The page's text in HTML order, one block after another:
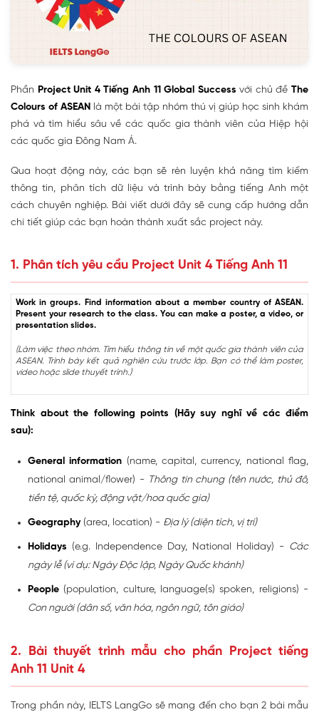
Phần Project Unit 4 Tiếng Anh 11 Global Success với chủ đềThe
Colours of ASEAN là một bài tập nhóm thú vị giúp học sinh khám
phá và tìm hiểu sâu về các quốc gia thành viên của Hiệp hội
các quốc gia Đông Nam Á.
Qua hoạt động này, các bạn sẽ rèn luyện khả năng tìm kiếm
thông tin, phân tích dữ liệu và trình bày bằng tiếng Anh một
cách chuyên nghiệp. Bài viết dưới đây sẽ cung cấp hướng dẫn
chi tiết giúp các bạn hoàn thành xuất sắc project này.
1. Phân tích yêu cầu Project Unit 4 Tiếng Anh 11
Work in groups. Find information about a member country of ASEAN.
Present your research to the class. You can make a poster, a video, or
presentation slides.
(Làm việc theo nhóm. Tìm hiểu thông tin về một quốc gia thành viên của
ASEAN. Trình bày kết quả nghiên cứu trước lớp. Bạn có thể làm poster,
video hoặc slide thuyết trình.)
Think about the following points (Hãy suy nghĩ về các điểm
sau):
General information (name, capital, currency, national flag,
national animal/flower) - Thông tin chung (tên nước, thủ đô,
tiền tệ, quốc kỳ, động vật/hoa quốc gia)
Geography(area, location) - Địa lý (diện tích, vị trí)
Holidays (e.g. Independence Day, National Holiday) - Các
ngày lễ (ví dụ: Ngày Độc lập, Ngày Quốc khánh)
People (population, culture, language(s) spoken, religions) -
Con người (dân số, văn hóa, ngôn ngữ, tôn giáo)
2. Bài thuyết trình mẫu cho phần Project tiếng
Anh 11 Unit 4
Trong phần này, IELTS LangGo sẽ mang đến cho bạn 2 bài mẫu